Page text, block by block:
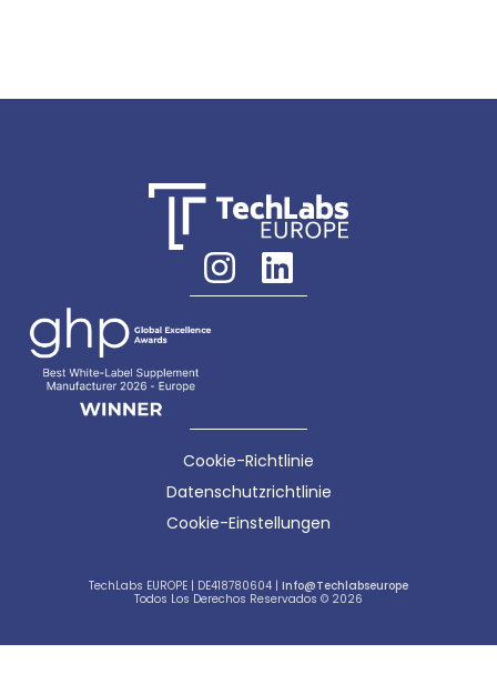
Cookie-Richtlinie
Datenschutzrichtlinie
Cookie-Einstellungen
TechLabs EUROPE | DE418780604 | Info@techlabseurope
Todos Los Derechos Reservados © 2026